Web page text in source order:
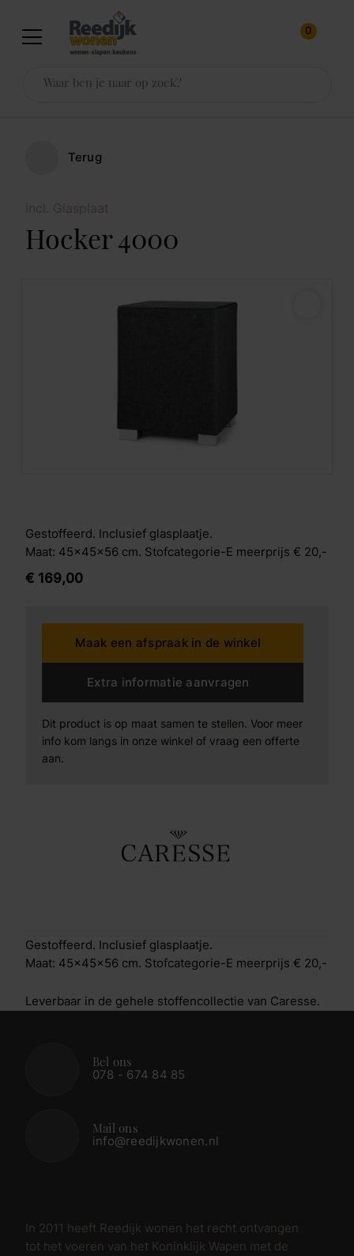
0
Terug
Hocker 4000
Gestoffeerd. Inclusief glasplaatje.
Maat: 45x45x56 cm. Stofcategorie-E meerprijs € 20,-
€ 169,00
Maak een afspraak in de winkel
Extra informatie aanvragen
Dit product is op maat samen te stellen. Voor meer
info kom langs in onze winkel of vraag een offerte
aan.
Gestoffeerd. Inclusief glasplaatje.
Maat: 45x45x56 cm. Stofcategorie-E meerprijs € 20,-
Leverbaar in de gehele stoffencollectie van Caresse.
Bel ons
078 - 674 84 85
Mail ons
info@reedijkwonen.nl
In 2011 heeft Reedijk wonen het recht ontvangen
tot het voeren van het Koninklijk Wapen met de